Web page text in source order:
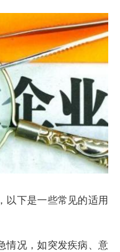
以下是一些常见的适用
情况，如突发疾病、意